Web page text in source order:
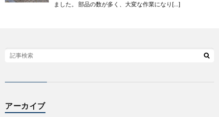
ました。 部品の数が多く、大変な作業になり[…]
アーカイブ